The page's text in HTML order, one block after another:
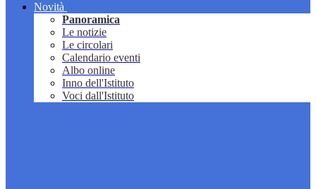
Novità
Panoramica
Le notizie
Le circolari
Calendario eventi
Albo online
Inno dell'Istituto
Voci dall'Istituto